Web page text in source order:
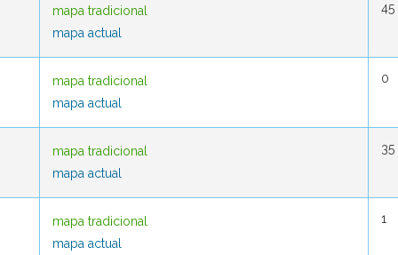
mapa tradicional
mapa actual
45
mapa tradicional
mapa actual
0
mapa tradicional
mapa actual
35
mapa tradicional
mapa actual
1
mapa tradicional
mapa actual
45
mapa tradicional
mapa actual
0
mapa tradicional
mapa actual
35
mapa tradicional
mapa actual
1